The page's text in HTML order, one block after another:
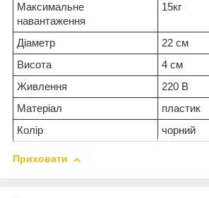
Максимальне
навантаження
15кг
Діаметр
22 см
Висота
4 см
Живлення
220 В
Матеріал
пластик
Колір
чорний
Приховати